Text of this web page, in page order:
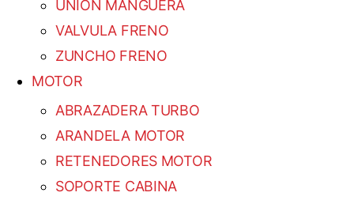
UNION MANGUERA
VALVULA FRENO
ZUNCHO FRENO
MOTOR
ABRAZADERA TURBO
ARANDELA MOTOR
RETENEDORES MOTOR
SOPORTE CABINA